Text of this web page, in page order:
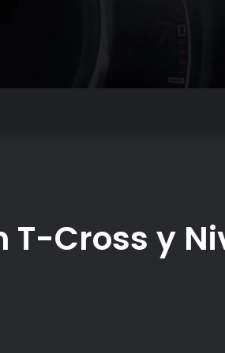
T-Cross y